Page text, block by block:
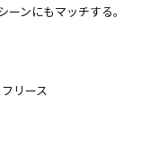
ンにもマッチする。
リース